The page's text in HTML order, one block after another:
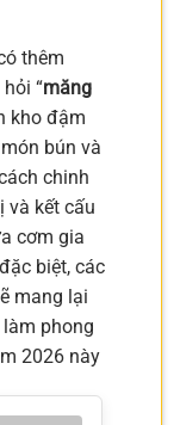
thêm
“măng
kho đậm
bún và
chinh
và kết cấu
cơm gia
biệt, các
mang lại
phong
2026 này